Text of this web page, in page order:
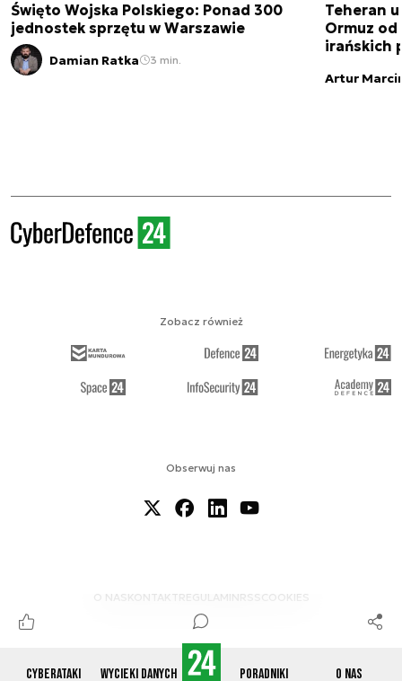
Cyberataki Wycieki danych Poradniki O nas
Święto Wojska Polskiego: Ponad 300
jednostek sprzętu w Warszawie
Damian Ratka 3 min.
Teheran
Ormuz
irańskich
Artur
Obserwuj nas
O NAS KONTAKTREGULAMINRSS COOKIES
Zobacz również